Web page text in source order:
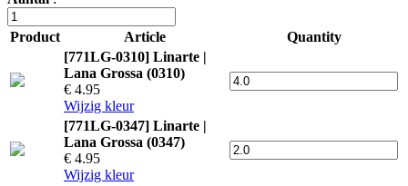
Product Article
Quantity
[771LG-0310] Linarte |
Lana Grossa (0310)
€ 4.95
Wijzig kleur
[771LG-0347] Linarte |
Lana Grossa (0347)
€ 4.95
Wijzig kleur